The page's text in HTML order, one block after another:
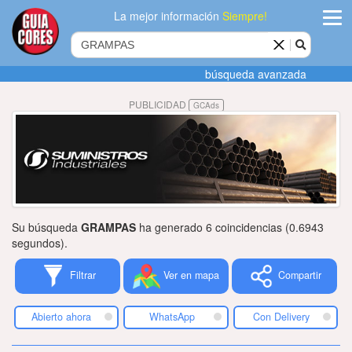
La mejor informaciónSiempre!
Agregar
empresa
datos
Publicidad
Tiendacores
Contactenos
búsqueda avanzada
PUBLICIDAD GCAds
Su búsqueda GRAMPAS ha generado 6 coincidencias (0.6943
segundos).
Filtrar Ver en mapa Compartir
Abierto ahora WhatsApp Con Delivery